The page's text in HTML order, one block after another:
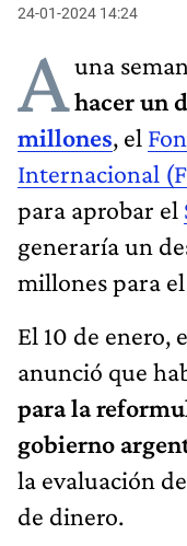
24-01-2024 14:24
Auna
hacer un d
millones, el
Internacional
para aprobar el
generaría un
millones para
El 10 de enero,
anunció que
para la
gobierno
la evaluación
de dinero.